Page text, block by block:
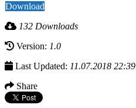
Download
132 Downloads
Version: 1.0
Last Updated: 11.07.2018 22:39
Share